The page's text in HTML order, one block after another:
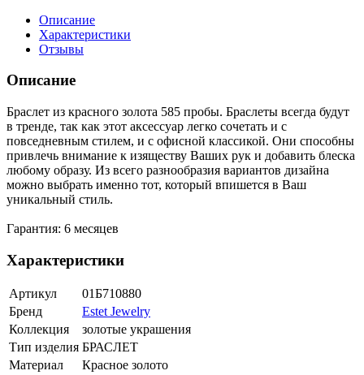
Описание
Характеристики
Отзывы
Описание
Браслет из красного золота 585 пробы. Браслеты всегда будут
в тренде, так как этот аксессуар легко сочетать и с
повседневным стилем, и с офисной классикой. Они способны
привлечь внимание к изяществу Ваших рук и добавить блеска
любому образу. Из всего разнообразия вариантов дизайна
можно выбрать именно тот, который впишется в Ваш
уникальный стиль.
Гарантия: 6 месяцев
Характеристики
Артикул
01Б710880
Бренд
Estet Jewelry
Коллекция
золотые украшения
Тип изделия БРАСЛЕТ
Материал
Красное золото